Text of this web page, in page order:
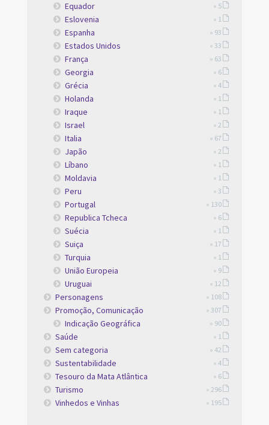
Equador » 5
Eslovenia » 1
Espanha » 93
Estados Unidos » 33
França » 63
Georgia » 6
Grécia » 4
Holanda » 1
Iraque » 1
Israel » 2
Italia » 67
Japão » 2
Líbano » 1
Moldavia » 1
Peru » 3
Portugal » 130
Republica Tcheca » 6
Suécia » 1
Suiça » 17
Turquia » 1
União Europeia » 9
Uruguai » 12
Personagens » 108
Promoção, Comunicação » 307
Indicação Geográfica » 90
Saúde » 1
Sem categoria » 42
Sustentabilidade » 4
Tesouro da Mata Atlântica » 6
Turismo » 296
Vinhedos e Vinhas » 195